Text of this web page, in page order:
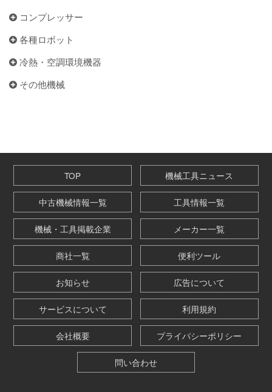
コンプレッサー
各種ロボット
冷熱・空調環境機器
その他機械
TOP 機械工具ニュース
中古機械情報一覧 工具情報一覧
機械・工具掲載企業 メーカー一覧
商社一覧 便利ツール
お知らせ 広告について
サービスについて 利用規約
会社概要 プライバシーポリシー
問い合わせ